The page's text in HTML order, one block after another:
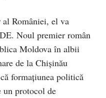
României, el va
Noul premier român
Moldova în albii
de la Chișinău
formațiunea politică
un protocol de